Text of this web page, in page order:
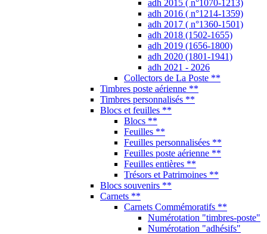
adh 2015 ( n°1070-1213)
adh 2016 ( n°1214-1359)
adh 2017 ( n°1360-1501)
adh 2018 (1502-1655)
adh 2019 (1656-1800)
adh 2020 (1801-1941)
adh 2021 - 2026
Collectors de La Poste **
Timbres poste aérienne **
Timbres personnalisés **
Blocs et feuilles **
Blocs **
Feuilles **
Feuilles personnalisées **
Feuilles poste aérienne **
Feuilles entières **
Trésors et Patrimoines **
Blocs souvenirs **
Carnets **
Carnets Commémoratifs **
Numérotation "timbres-poste"
Numérotation "adhésifs"